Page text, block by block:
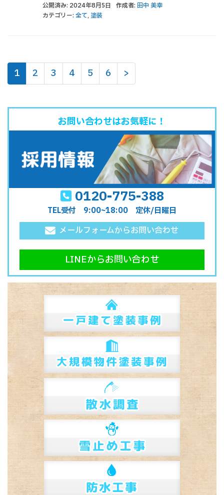
公開済み: 2024年8月5日 作成者: 田中 美幸
カテゴリー: 全て, 塗装
1 2 3 4 5 6 >
お問い合わせはお気軽に！
0120-775-388
TEL受付 9:00~18:00 定休/日曜日
メールフォームからお問い合わせ
LINEからお問い合わせ